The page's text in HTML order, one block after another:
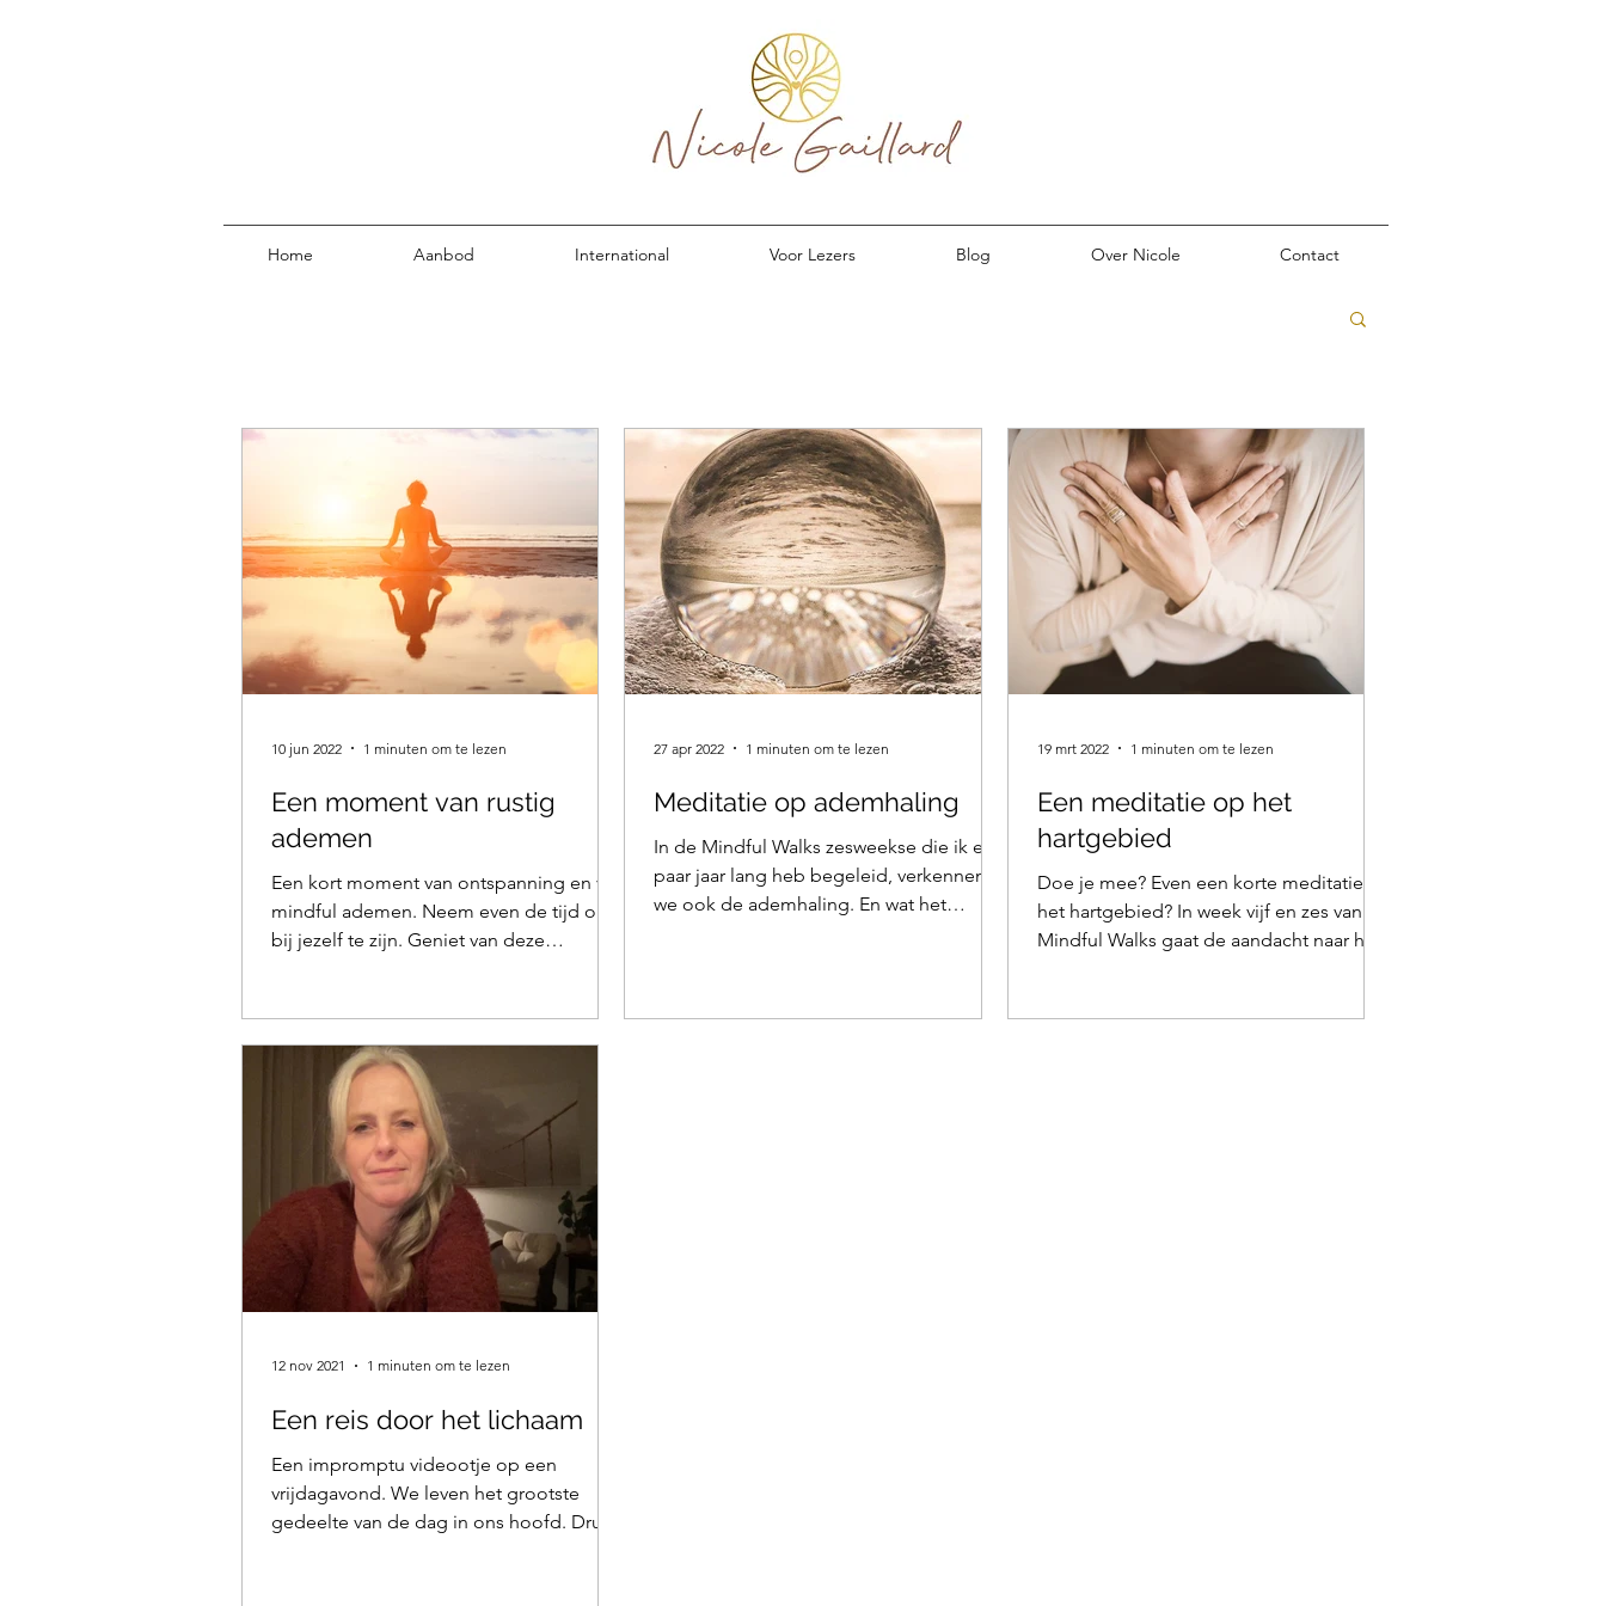
Home Aanbod International Voor Lezers Blog Over Nicole Contact
Een moment van rustig
ademen
Een kort moment van ontspanning en van
mindful ademen. Neem even de tijd om
bij jezelf te zijn. Geniet van deze
10 jun 2022 1 minuten om te lezen
Meditatie op ademhaling
In de Mindful Walks zesweekse die ik een
paar jaar lang heb begeleid, verkennen
we ook de ademhaling. En wat het
27 apr 2022 1 minuten om te lezen
Een meditatie op het
hartgebied
Doe je mee? Even een korte meditatie op
het hartgebied? In week vijf en zes van
Mindful Walks gaat de aandacht naar het
19 mrt 2022 1 minuten om te lezen
Een reis door het lichaam
Een impromptu videootje op een
vrijdagavond. We leven het grootste
gedeelte van de dag in ons hoofd. Druk
12 nov 2021 1 minuten om te lezen